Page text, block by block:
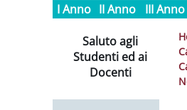
I Anno II Anno III Anno
Saluto agli
Studenti ed ai
Docenti